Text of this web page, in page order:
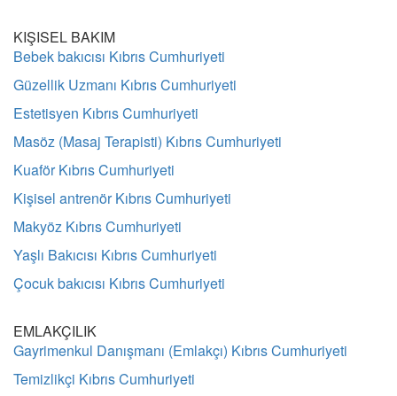
KIŞISEL BAKIM
Bebek bakıcısı Kıbrıs Cumhuriyeti
Güzellik Uzmanı Kıbrıs Cumhuriyeti
Estetisyen Kıbrıs Cumhuriyeti
Masöz (Masaj Terapisti) Kıbrıs Cumhuriyeti
Kuaför Kıbrıs Cumhuriyeti
Kişisel antrenör Kıbrıs Cumhuriyeti
Makyöz Kıbrıs Cumhuriyeti
Yaşlı Bakıcısı Kıbrıs Cumhuriyeti
Çocuk bakıcısı Kıbrıs Cumhuriyeti
EMLAKÇILIK
Gayrimenkul Danışmanı (Emlakçı) Kıbrıs Cumhuriyeti
Temizlikçi Kıbrıs Cumhuriyeti